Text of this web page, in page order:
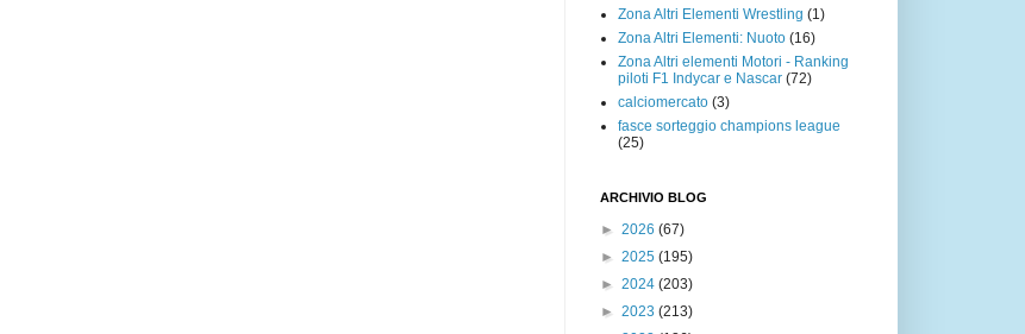
Zona Altri Elementi Wrestling (1)
Zona Altri Elementi: Nuoto (16)
Zona Altri elementi Motori - Ranking
piloti F1 Indycar e Nascar (72)
calciomercato (3)
fasce sorteggio champions league
(25)
ARCHIVIO BLOG
► 2026 (67)
► 2025 (195)
► 2024 (203)
► 2023 (213)